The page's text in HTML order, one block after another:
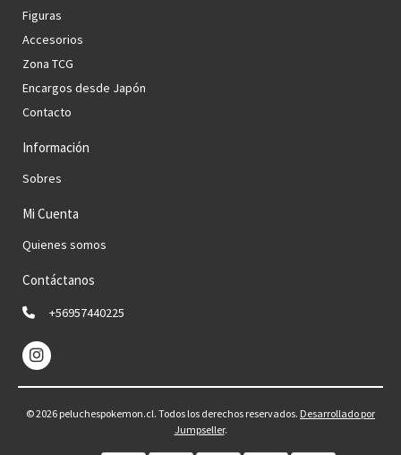
Figuras
Accesorios
Zona TCG
Encargos desde Japón
Contacto
Información
Sobres
Mi Cuenta
Quienes somos
Contáctanos
+56957440225
© 2026 peluchespokemon.cl. Todos los derechos reservados. Desarrollado por
Jumpseller.